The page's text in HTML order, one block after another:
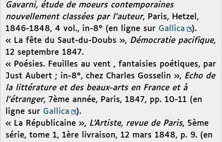
Gavarni, étude de moeurs contemporaines
nouvellement classées par l’auteur, Paris, Hetzel,
1846-1848, 4 vol., in-8° (en ligne sur Gallica
).
« La fête du Saut-du-Doubs », Démocratie pacifique,
12 septembre 1847.
« Poésies. Feuilles au vent , fantaisies poétiques, par
Just Aubert ; in-8°, chez Charles Gosselin », Echo de
la littérature et des beaux-arts en France et à
l’étranger, 7ème année, Paris, 1847, pp. 10-11 (en
ligne sur Gallica
).
« La Républicaine », L’Artiste, revue de Paris, 5ème
série, tome 1, 1ère livraison, 12 mars 1848, p. 9. (en